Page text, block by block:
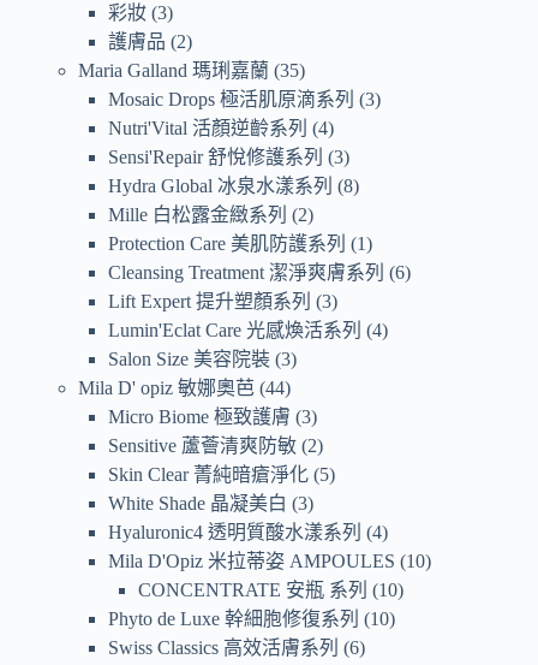
彩妝 3
護膚品
2
Maria Galland 瑪琍嘉蘭 35
Mosaic Drops 極活肌原滴系列
3
Nutri'Vital 活顏逆齡系列
4
Sensi'Repair 舒悅修護系列
3
Hydra Global 冰泉水漾系列
8
Mille 白松露金緻系列
2
Protection Care 美肌防護系列
1
Cleansing Treatment 潔淨爽膚系列
6
Lift Expert 提升塑顏系列
3
Lumin'Eclat Care 光感煥活系列
4
Salon Size 美容院裝 3
Mila D' opiz 敏娜奧芭 44
Micro Biome 極致護膚 3
Sensitive 蘆薈清爽防敏 2
Skin Clear 菁純暗瘡淨化 5
White Shade 晶凝美白
3
Hyaluronic4 透明質酸水漾系列
4
Mila D'Opiz 米拉蒂姿 AMPOULES
10
CONCENTRATE 安瓶 系列
10
Phyto de Luxe 幹細胞修復系列
10
Swiss Classics 高效活膚系列
6